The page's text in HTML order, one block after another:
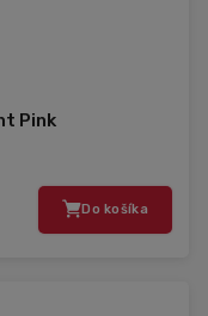
Pink
Do košíka